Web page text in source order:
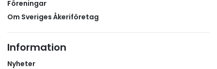
Föreningar
Om Sveriges Åkeriföretag
Information
Nyheter